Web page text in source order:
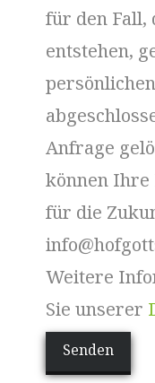
für den Fall,
entstehen,
Anfrage
können
für die
Weitere
Sie unserer